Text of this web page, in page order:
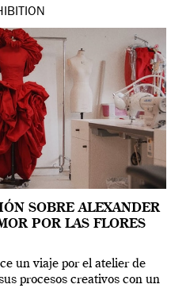
SOBRE ALEXANDER
POR LAS FLORES
un viaje por el atelier de
procesos creativos con un